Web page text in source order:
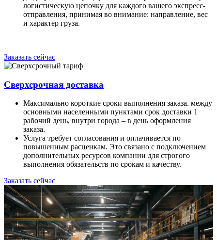
логистическую цепочку для каждого вашего экспресс-
отправления, принимая во внимание: направление, вес
и характер груза.
Заказать сейчас
Сверхсрочная доставка
Максимально короткие сроки выполнения заказа. между
основными населенными пунктами срок доставки 1
рабочий день, внутри города – в день оформления
заказа.
Услуга требует согласования и оплачивается по
повышенным расценкам. Это связано с подключением
дополнительных ресурсов компании для строгого
выполнения обязательств по срокам и качеству.
Заказать сейчас